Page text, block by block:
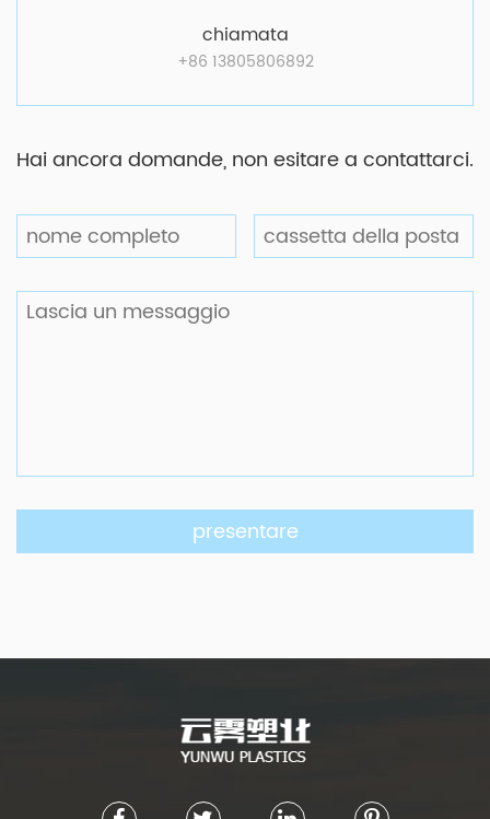
chiamata
+86 13805806892
Hai ancora domande, non esitare a contattarci.